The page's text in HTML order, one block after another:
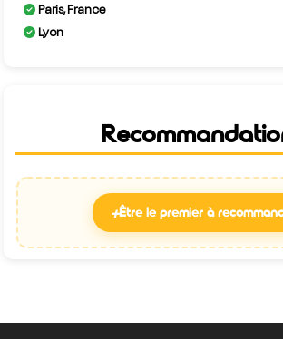
Paris, France
Lyon
+Être le premier à